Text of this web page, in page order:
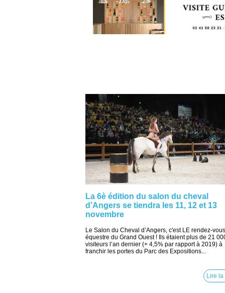
La 6è édition du salon du cheval
d’Angers se tiendra les 11, 12 et 13
novembre
Le Salon du Cheval d’Angers, c'est LE rendez-vous
équestre du Grand Ouest ! Ils étaient plus de 21
visiteurs l’an dernier (+ 4,5% par rapport à 2019) à
franchir les portes du Parc des Expositions...
Lire la